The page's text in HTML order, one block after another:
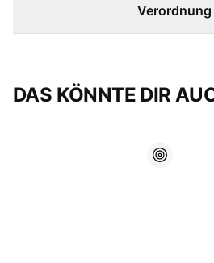
Verordnung
DAS KÖNNTE DIR